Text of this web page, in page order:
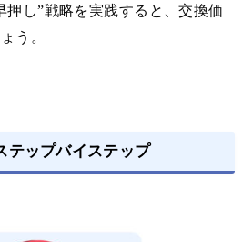
押し”戦略を実践すると、交換価
う。
テップバイステップ